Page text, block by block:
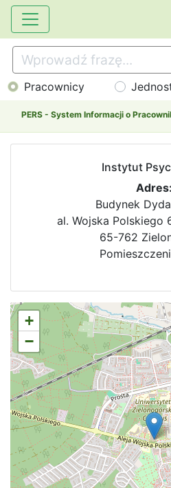
Pracownicy
PERS - System Informacji o
Instytut
Adres:
Budynek
al. Wojska Polskiego
65-762
+
−